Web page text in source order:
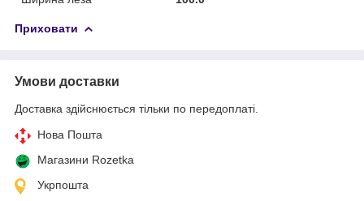
Приховати
Умови доставки
Доставка здійснюється тільки по передоплаті.
Нова Пошта
Магазини Rozetka
Укрпошта